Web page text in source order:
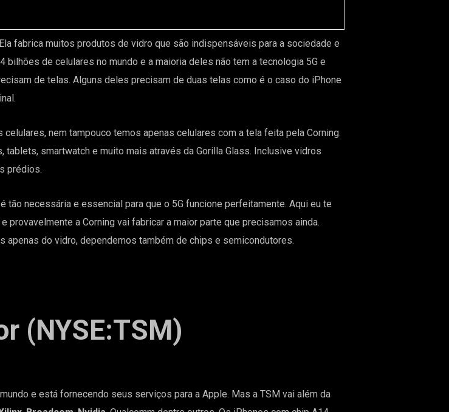
fabrica muitos produtos de vidro que são indispensáveis para a sociedade e
de celulares no mundo e a maioria deles não tem a tecnologia 5G e
de telas. Alguns deles precisam de duas telas como é o caso do iPhone
nem tampouco temos apenas celulares com a tela feita pela Corning.
smartwatch e muito mais através da Gorilla Glass. Inclusive vidros
prédios.
tão necessária e essencial para que o 5G funcione perfeitamente. Aqui eu te
provavelmente a Corning vai fabricar a maior parte que precisamos ainda.
apenas do vidro, dependemos também de chips e semicondutores.
(NYSE:TSM)
e está fornecendo seus serviços para a Apple. Mas a TSM vai além da